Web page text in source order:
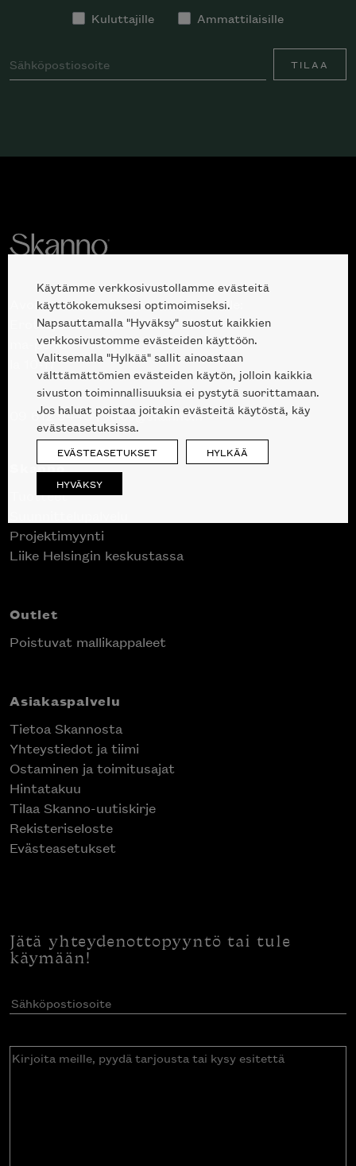
Kuluttajille Ammattilaisille
TILAA
Avoinna kuluttajille ja ammattilaisille:
Erottajankatu 2, 00120 Helsinki
ma-pe 10 — 18
la 10-17
09 612 9440 |sales@skanno.fi
Skanno
Tuotteet
Projektimyynti
Liike Helsingin keskustassa
Outlet
Poistuvat mallikappaleet
Asiakaspalvelu
Tietoa Skannosta
Yhteystiedot ja tiimi
Ostaminen ja toimitusajat
Hintatakuu
Tilaa Skanno-uutiskirje
Rekisteriseloste
Evästeasetukset
Jätä yhteydenottopyyntö tai tule
käymään!
Sähköpostiosoite(Pakollinen)
Kirjoita
Käytämme verkkosivustollamme evästeitä
käyttökokemuksesi optimoimiseksi.
Napsauttamalla "Hyväksy" suostut kaikkien
verkkosivustomme evästeiden käyttöön.
Valitsemalla "Hylkää" sallit ainoastaan
välttämättömien evästeiden käytön, jolloin kaikkia
sivuston toiminnallisuuksia ei pystytä suorittamaan.
Jos haluat poistaa joitakin evästeitä käytöstä, käy
evästeasetuksissa.
EVÄSTEASETUKSET HYLKÄÄ
HYVÄKSY